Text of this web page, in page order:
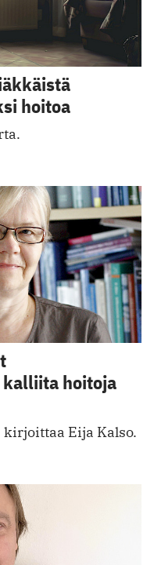
hoitoa
hoitoja
kirjoittaa Eija Kalso.